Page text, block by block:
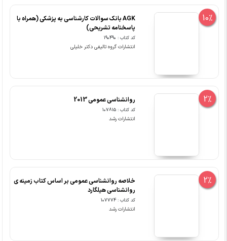
10%
AGK بانک سوالات کارشناسی به پزشکی (همراه با
پاسخنامه تشریحی)
کد کتاب : 190490
انتشارات گروه تالیفی دکتر خلیلی
2% روانشناسی عمومی 2013
کد کتاب : 107815
انتشارات رشد
2%
خلاصه روانشناسی عمومی بر اساس کتاب زمینه ی
روانشناسی هیلگارد
کد کتاب : 107774
انتشارات رشد